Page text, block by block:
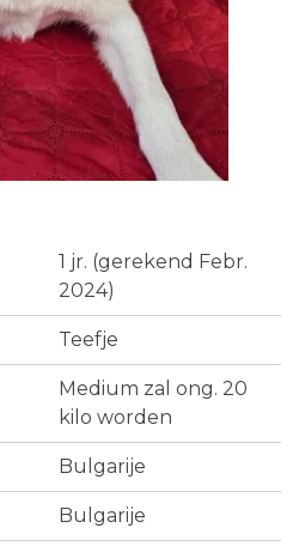
1 jr. (gerekend Febr.
2024)
Teefje
Medium zal ong. 20
kilo worden
Bulgarije
Bulgarije